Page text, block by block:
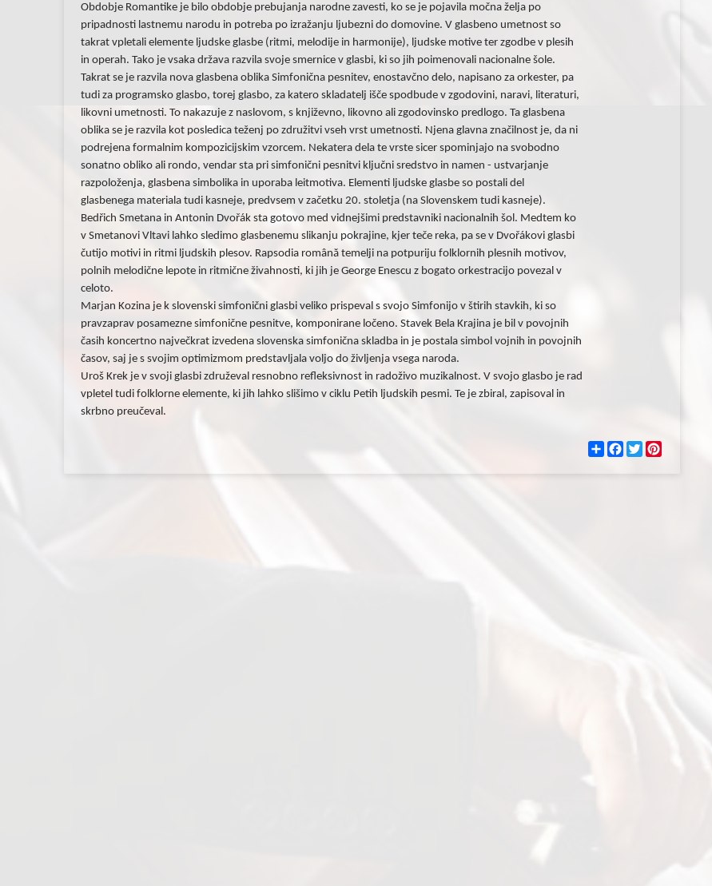
Obdobje Romantike je bilo obdobje prebujanja narodne zavesti, ko se je pojavila močna želja po
pripadnosti lastnemu narodu in potreba po izražanju ljubezni do domovine. V glasbeno umetnost so
takrat vpletali elemente ljudske glasbe (ritmi, melodije in harmonije), ljudske motive ter zgodbe v plesih
in operah. Tako je vsaka država razvila svoje smernice v glasbi, ki so jih poimenovali nacionalne šole.
Takrat se je razvila nova glasbena oblika Simfonična pesnitev, enostavčno delo, napisano za orkester, pa
tudi za programsko glasbo, torej glasbo, za katero skladatelj išče spodbude v zgodovini, naravi, literaturi,
likovni umetnosti. To nakazuje z naslovom, s književno, likovno ali zgodovinsko predlogo. Ta glasbena
oblika se je razvila kot posledica teženj po združitvi vseh vrst umetnosti. Njena glavna značilnost je, da ni
podrejena formalnim kompozicijskim vzorcem. Nekatera dela te vrste sicer spominjajo na svobodno
sonatno obliko ali rondo, vendar sta pri simfonični pesnitvi ključni sredstvo in namen - ustvarjanje
razpoloženja, glasbena simbolika in uporaba leitmotiva. Elementi ljudske glasbe so postali del
glasbenega materiala tudi kasneje, predvsem v začetku 20. stoletja (na Slovenskem tudi kasneje).
Bedřich Smetana in Antonin Dvořák sta gotovo med vidnejšimi predstavniki nacionalnih šol. Medtem ko
v Smetanovi Vltavi lahko sledimo glasbenemu slikanju pokrajine, kjer teče reka, pa se v Dvořákovi glasbi
čutijo motivi in ritmi ljudskih plesov. Rapsodia română temelji na potpuriju folklornih plesnih motivov,
polnih melodične lepote in ritmične živahnosti, ki jih je George Enescu z bogato orkestracijo povezal v
celoto.
Marjan Kozina je k slovenski simfonični glasbi veliko prispeval s svojo Simfonijo v štirih stavkih, ki so
pravzaprav posamezne simfonične pesnitve, komponirane ločeno. Stavek Bela Krajina je bil v povojnih
časih koncertno največkrat izvedena slovenska simfonična skladba in je postala simbol vojnih in povojnih
časov, saj je s svojim optimizmom predstavljala voljo do življenja vsega naroda.
Uroš Krek je v svoji glasbi združeval resnobno refleksivnost in radoživo muzikalnost. V svojo glasbo je rad
vpletel tudi folklorne elemente, ki jih lahko slišimo v ciklu Petih ljudskih pesmi. Te je zbiral, zapisoval in
skrbno preučeval.
С
п
о
F
a
T
w
P
i